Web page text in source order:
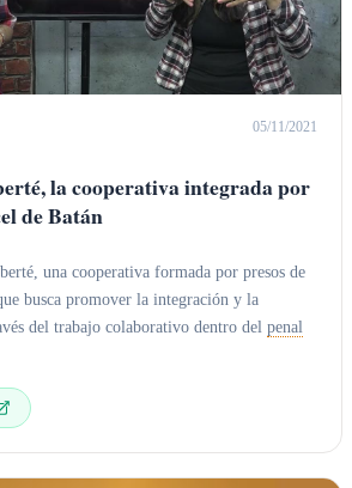
05/11/2021
la cooperativa integrada por
de Batán
una cooperativa formada por presos de
busca promover la integración y la
del trabajo colaborativo dentro del penal